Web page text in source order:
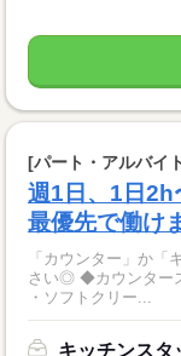
[パート・アルバイ
週1日、1日2h
最優先で働け
「カウンター」か「
さい◎ ◆カウンタースタッフ ・レジでの接客、注文 ・ドリンク作り
・ソフトクリー...
キッチンスタ